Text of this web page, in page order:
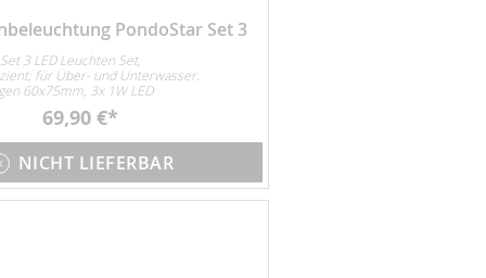
PondoStar Set 3
3 LED Leuchten Set,
für Über- und Unterwasser.
60x75mm, 3x 1W LED
69,90 €
NICHT LIEFERBAR